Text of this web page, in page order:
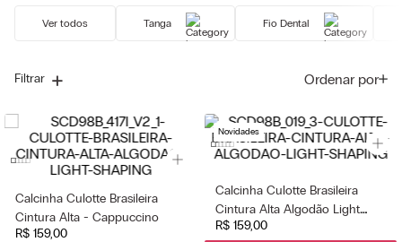
Ver todos Tanga Fio Dental
Filtrar Ordenar por
Calcinha Culotte Brasileira
Cintura Alta - Cappuccino
R$ 159,00
Novidades
Calcinha Culotte Brasileira
Cintura Alta Algodão Light
Shaping - Preto
R$ 159,00